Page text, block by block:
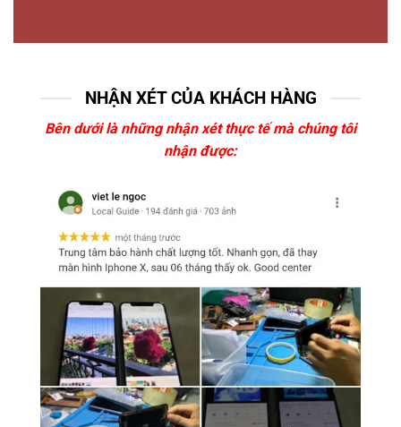
NHẬN XÉT CỦA KHÁCH HÀNG
Bên dưới là những nhận xét thực tế mà chúng tôi
nhận được: